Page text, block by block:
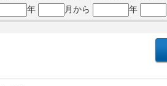
年
月から 年